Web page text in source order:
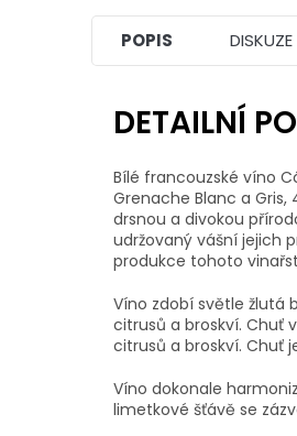
POPIS DISKUZE
DETAILNÍ
Bílé francouzské víno
Grenache Blanc a Gris,
drsnou a divokou
udržovaný vášní jejich
produkce tohoto
Víno zdobí světle žlutá
citrusů a broskví. Chuť
citrusů a broskví. Chuť
Víno dokonale
limetkové šťávě se